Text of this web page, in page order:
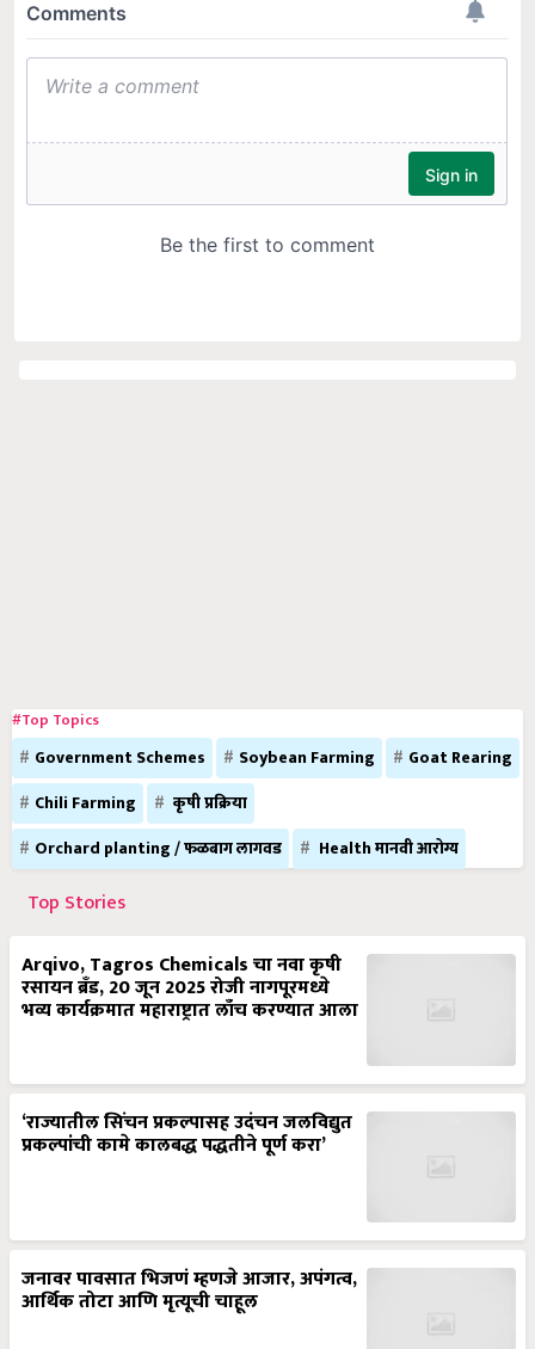
#Top Topics
Government Schemes Soybean Farming
Goat Rearing
Chili Farming
कृषी प्रक्रिया
Orchard planting / फळबाग लागवड
Health मानवी आरोग्य
Top Stories
Arqivo, Tagros Chemicals चा नवा कृषी
रसायन ब्रँड, 20 जून 2025 रोजी नागपूरमध्ये
भव्य कार्यक्रमात महाराष्ट्रात लाँच करण्यात आला
‘राज्यातील सिंचन प्रकल्पासह उदंचन जलविद्युत
प्रकल्पांची कामे कालबद्ध पद्धतीने पूर्ण करा’
जनावर पावसात भिजणं म्हणजे आजार, अपंगत्व,
आर्थिक तोटा आणि मृत्यूची चाहूल